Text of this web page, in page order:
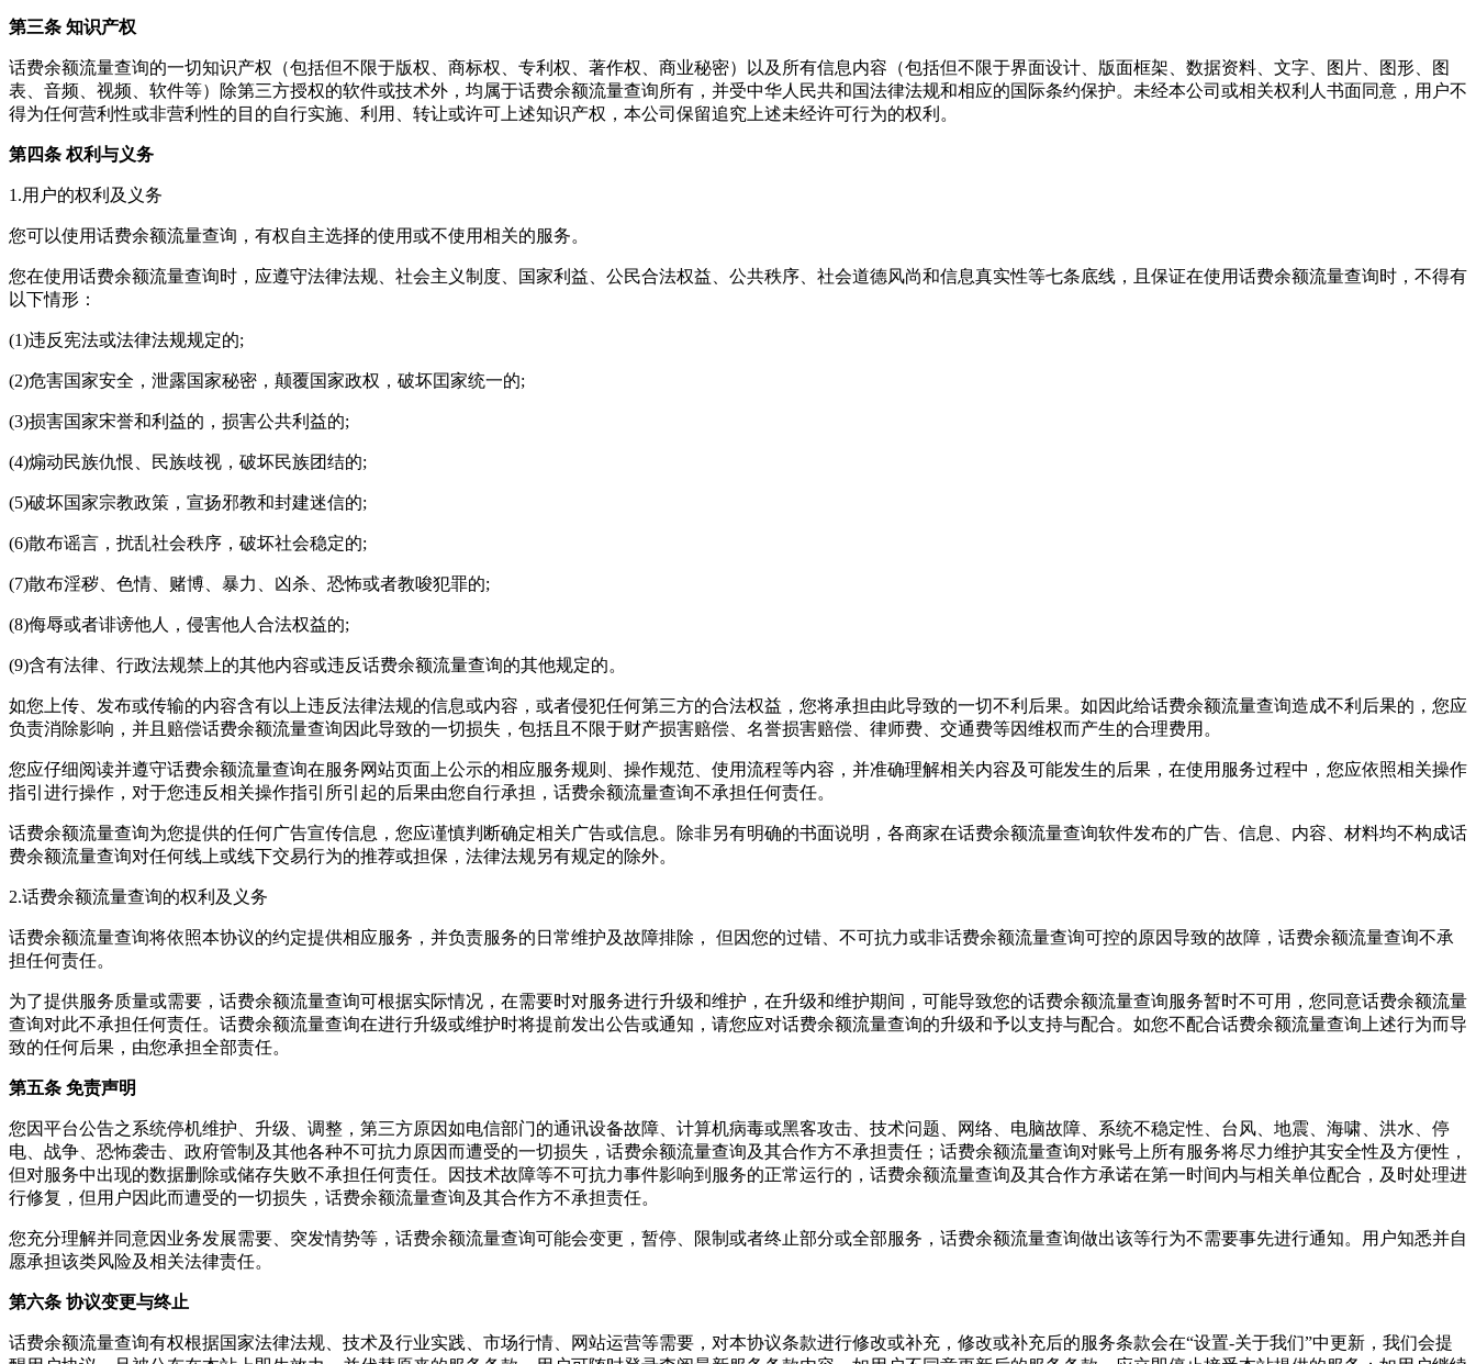
第三条 知识产权
话费余额流量查询的一切知识产权（包括但不限于版权、商标权、专利权、著作权、商业秘密）以及所有信息内容（包括但不限于界面设计、版面框架、数据资料、文字、图片、图形、图
表、音频、视频、软件等）除第三方授权的软件或技术外，均属于话费余额流量查询所有，并受中华人民共和国法律法规和相应的国际条约保护。未经本公司或相关权利人书面同意，用户不
得为任何营利性或非营利性的目的自行实施、利用、转让或许可上述知识产权，本公司保留追究上述未经许可行为的权利。
第四条 权利与义务
1.用户的权利及义务
您可以使用话费余额流量查询 ，有权自主选择的使用或不使用相关的服务。
您在使用话费余额流量查询时，应遵守法律法规、社会主义制度、国家利益、公民合法权益、公共秩序、社会道德风尚和信息真实性等七条底线，且保证在使用话费余额流量查询时，不得有
以下情形：
(1)违反宪法或法律法规规定的;
(2)危害国家安全，泄露国家秘密，颠覆国家政权，破坏囯家统一的;
(3)损害国家宋誉和利益的，损害公共利益的;
(4)煽动民族仇恨、民族歧视，破坏民族团结的;
(5)破坏国家宗教政策，宣扬邪教和封建迷信的;
(6)散布谣言，扰乱社会秩序，破坏社会稳定的;
(7)散布淫秽、色情、赌博、暴力、凶杀、恐怖或者教唆犯罪的;
(8)侮辱或者诽谤他人，侵害他人合法权益的;
(9)含有法律、行政法规禁上的其他内容或违反话费余额流量查询的其他规定的。
如您上传、发布或传输的内容含有以上违反法律法规的信息或内容，或者侵犯任何第三方的合法权益，您将承担由此导致的一切不利后果。如因此给话费余额流量查询造成不利后果的，您应
负责消除影响，并且赔偿话费余额流量查询因此导致的一切损失，包括且不限于财产损害赔偿、名誉损害赔偿、律师费、交通费等因维权而产生的合理费用。
您应仔细阅读并遵守话费余额流量查询在服务网站页面上公示的相应服务规则、操作规范、使用流程等内容，并准确理解相关内容及可能发生的后果，在使用服务过程中，您应依照相关操作
指引进行操作，对于您违反相关操作指引所引起的后果由您自行承担， 话费余额流量查询不承担任何责任。
话费余额流量查询为您提供的任何广告宣传信息，您应谨慎判断确定相关广告或信息。除非另有明确的书面说明，各商家在话费余额流量查询软件发布的广告、信息、内容、材料均不构成话
费余额流量查询对任何线上或线下交易行为的推荐或担保，法律法规另有规定的除外。
2.话费余额流量查询的权利及义务
话费余额流量查询将依照本协议的约定提供相应服务，并负责服务的日常维护及故障排除， 但因您的过错、不可抗力或非话费余额流量查询可控的原因导致的故障， 话费余额流量查询不承
担任何责任。
为了提供服务质量或需要， 话费余额流量查询可根据实际情况，在需要时对服务进行升级和维护，在升级和维护期间，可能导致您的话费余额流量查询服务暂时不可用，您同意话费余额流量
查询对此不承担任何责任。 话费余额流量查询在进行升级或维护时将提前发出公告或通知，请您应对话费余额流量查询的升级和予以支持与配合。如您不配合话费余额流量查询 上述行为而导
致的任何后果，由您承担全部责任。
第五条 免责声明
您因平台公告之系统停机维护、升级、调整，第三方原因如电信部门的通讯设备故障、计算机病毒或黑客攻击、技术问题、网络、电脑故障、系统不稳定性、台风、地震、海啸、洪水、停
电、战争、恐怖袭击、政府管制及其他各种不可抗力原因而遭受的一切损失， 话费余额流量查询及其合作方不承担责任； 话费余额流量查询对账号上所有服务将尽力维护其安全性及方便性，
但对服务中出现的数据删除或储存失败不承担任何责任。因技术故障等不可抗力事件影响到服务的正常运行的， 话费余额流量查询及其合作方承诺在第一时间内与相关单位配合，及时处理进
行修复，但用户因此而遭受的一切损失， 话费余额流量查询及其合作方不承担责任。
您充分理解并同意因业务发展需要、突发情势等， 话费余额流量查询可能会变更，暂停、限制或者终止部分或全部服务， 话费余额流量查询做出该等行为不需要事先进行通知。用户知悉并自
愿承担该类风险及相关法律责任。
第六条 协议变更与终止
话费余额流量查询有权根据国家法律法规、技术及行业实践、市场行情、网站运营等需要，对本协议条款进行修改或补充，修改或补充后的服务条款会在“设置-关于我们”中更新，我们会提